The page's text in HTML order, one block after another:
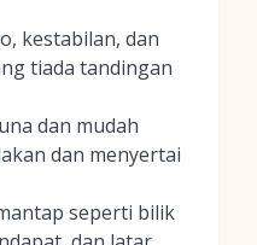
kestabilan, dan
tiada tandingan
dan mudah
dan menyertai
seperti bilik